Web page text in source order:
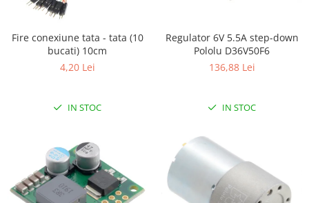
Pentru Incepatori
Junior Robotics
Lego Education
Kit Fun
Kit Roboti
Fire conexiune tata - tata (10
bucati) 10cm
4,20 Lei
IN STOC
Regulator 6V 5.5A step-down
Pololu D36V50F6
136,88 Lei
IN STOC